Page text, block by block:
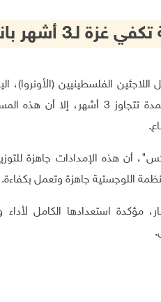
بانتظار الدخول
وتشغيل اللاجئين الفلسطينيين
غذائيا كافيا لتلبية احتياجات جميع سكان قطاع
.
أن هذه الإمدادات جاهزة
اللوجستية جاهزة وتعمل بكفاءة.
مؤكدة استعدادها الكامل
.